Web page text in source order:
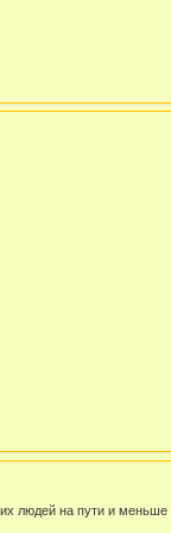
людей на пути и меньше